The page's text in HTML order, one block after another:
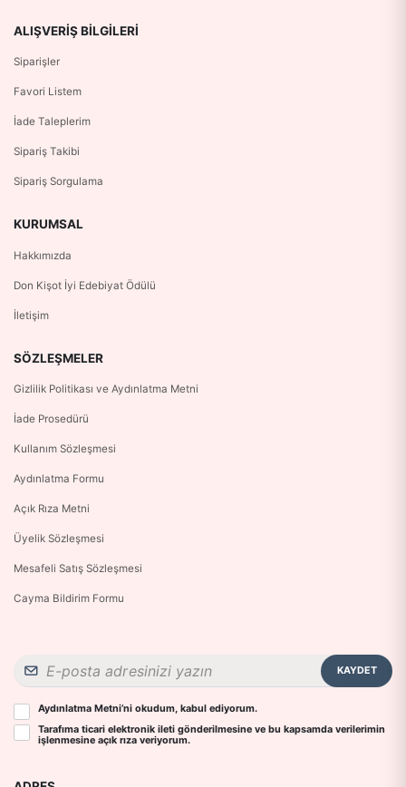
ALIŞVERIŞ BILGILERI
Siparişler
Favori Listem
İade Taleplerim
Sipariş Takibi
Sipariş Sorgulama
KURUMSAL
Hakkımızda
Don Kişot İyi Edebiyat Ödülü
İletişim
SÖZLEŞMELER
Gizlilik Politikası ve Aydınlatma Metni
İade Prosedürü
Kullanım Sözleşmesi
Aydınlatma Formu
Açık Rıza Metni
Üyelik Sözleşmesi
Mesafeli Satış Sözleşmesi
Cayma Bildirim Formu
KAYDET
Aydınlatma Metni’ni okudum, kabul ediyorum.
Tarafıma ticari elektronik ileti gönderilmesine ve bu kapsamda verilerimin
işlenmesine açık rıza veriyorum.